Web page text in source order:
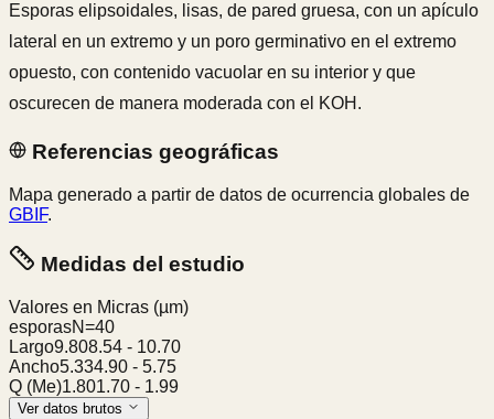
Esporas elipsoidales, lisas, de pared gruesa, con un apículo
lateral en un extremo y un poro germinativo en el extremo
opuesto, con contenido vacuolar en su interior y que
oscurecen de manera moderada con el KOH.
Referencias geográficas
Mapa generado a partir de datos de ocurrencia globales de
GBIF.
Medidas del estudio
Valores en Micras (µm)
esporasN=40
Largo9.808.54 - 10.70
Ancho5.334.90 - 5.75
Q (Me)1.801.70 - 1.99
Ver datos brutos